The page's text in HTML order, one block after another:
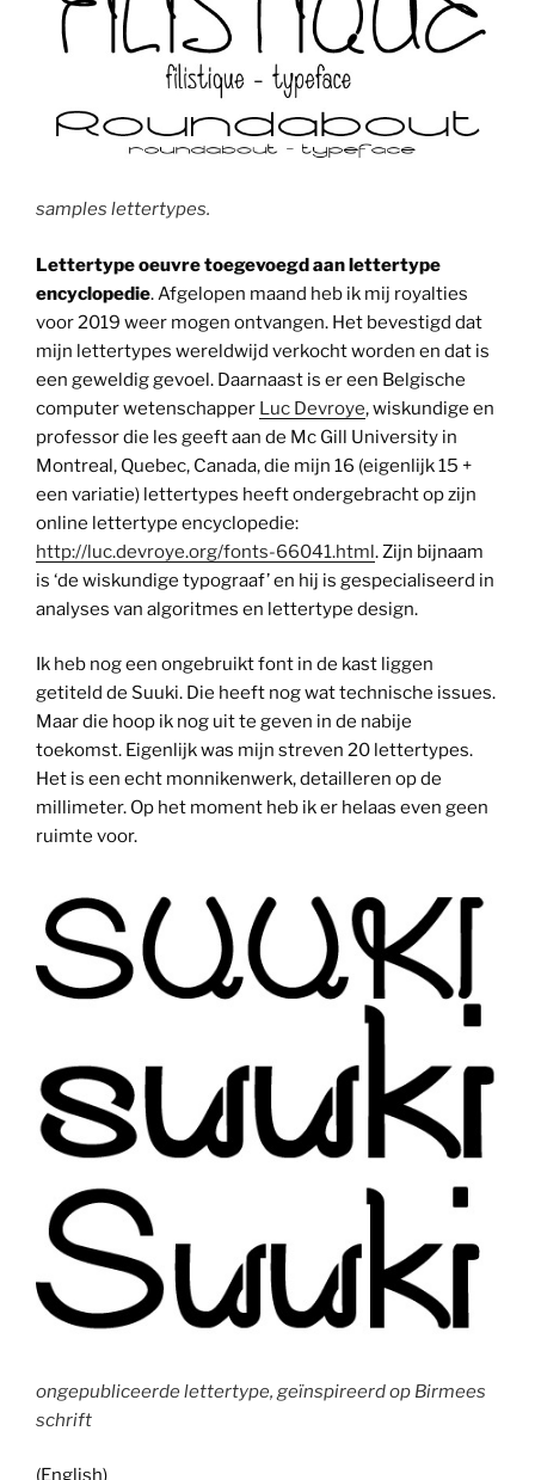
samples lettertypes.
Lettertype oeuvre toegevoegd aan lettertype
encyclopedie. Afgelopen maand heb ik mij royalties
voor 2019 weer mogen ontvangen. Het bevestigd dat
mijn lettertypes wereldwijd verkocht worden en dat is
een geweldig gevoel. Daarnaast is er een Belgische
computer wetenschapper Luc Devroye, wiskundige en
professor die les geeft aan de Mc Gill University in
Montreal, Quebec, Canada, die mijn 16 (eigenlijk 15 +
een variatie) lettertypes heeft ondergebracht op zijn
online lettertype encyclopedie:
http://luc.devroye.org/fonts-66041.html. Zijn bijnaam
is ‘de wiskundige typograaf’ en hij is gespecialiseerd in
analyses van algoritmes en lettertype design.
Ik heb nog een ongebruikt font in de kast liggen
getiteld de Suuki. Die heeft nog wat technische issues.
Maar die hoop ik nog uit te geven in de nabije
toekomst. Eigenlijk was mijn streven 20 lettertypes.
Het is een echt monnikenwerk, detailleren op de
millimeter. Op het moment heb ik er helaas even geen
ruimte voor.
ongepubliceerde lettertype, geïnspireerd op Birmees
schrift
(English)